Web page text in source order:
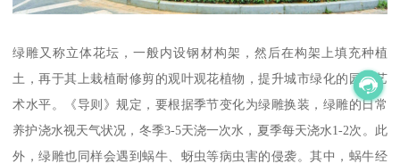
绿雕又称立体花坛，一般内设钢材构架，然后在构架上填充种植
土，再于其上栽植耐修剪的观叶观花植物，提升城市绿化的园林艺
术水平。《导则》规定，要根据季节变化为绿雕换装，绿雕的日常
养护浇水视天气状况，冬季3-5天浇一次水，夏季每天浇水1-2次。此
外，绿雕也同样会遇到蜗牛、蚜虫等病虫害的侵袭。其中，蜗牛经